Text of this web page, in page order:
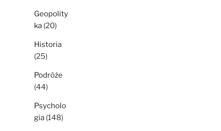
Geopolity
ka (20)
Historia
(25)
Podróże
(44)
Psycholo
gia (148)